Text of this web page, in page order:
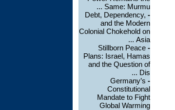
Same: Murmu ...
-
Debt, Dependency,
and the Modern
Colonial Chokehold on
Asia ...
-
Stillborn Peace
Plans: Israel, Hamas
and the Question of
Dis ...
-
Germany’s
Constitutional
Mandate to Fight
Global Warming